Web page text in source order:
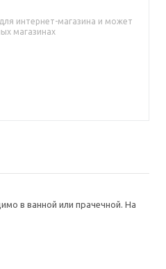
интернет-магазина и может
магазинах
в ванной или прачечной. На